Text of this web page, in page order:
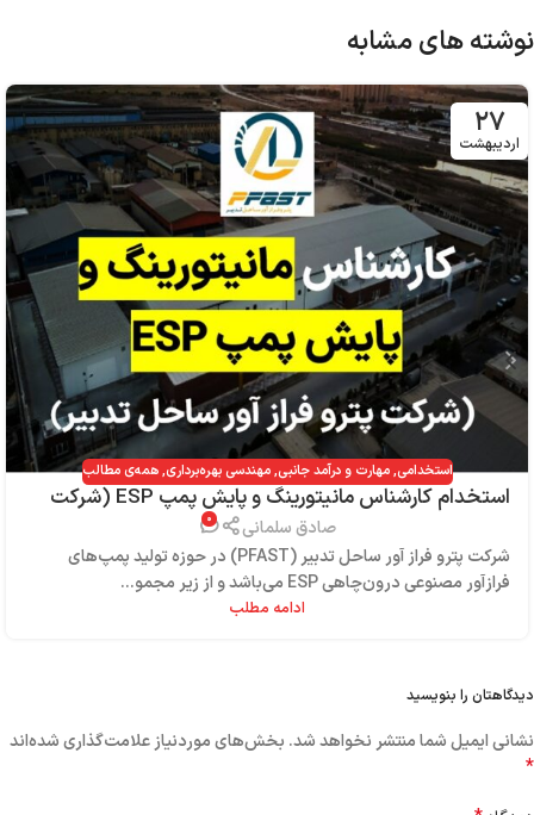
نوشته های مشابه
۲۷
اردیبهشت
استخدامی,مهارت و درآمد جانبی,مهندسی بهره‌برداری,همه‌ی مطالب
استخدام کارشناس مانیتورینگ و پایش پمپ ESP (شرکت
پترو فراز آور ساحل تدبیر)صادق سلمانی ۰
شرکت پترو فراز آور ساحل تدبیر (PFAST) در حوزه تولید پمپ‌های
فرازآور مصنوعی درون‌چاهی ESP می‌باشد و از زیر مجمو...
ادامه مطلب
دیدگاهتان را بنویسید
نشانی ایمیل شما منتشر نخواهد شد. بخش‌های موردنیاز علامت‌گذاری شده‌اند
*